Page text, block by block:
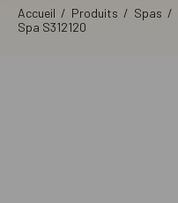
Accueil / Produits / Spas /
Spa S312120